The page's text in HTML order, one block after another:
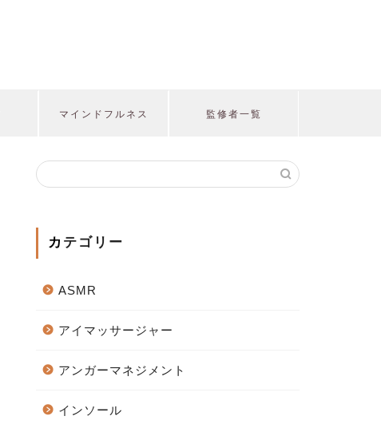
マインドフルネス 監修者一覧
カテゴリー
ASMR
アイマッサージャー
アンガーマネジメント
インソール